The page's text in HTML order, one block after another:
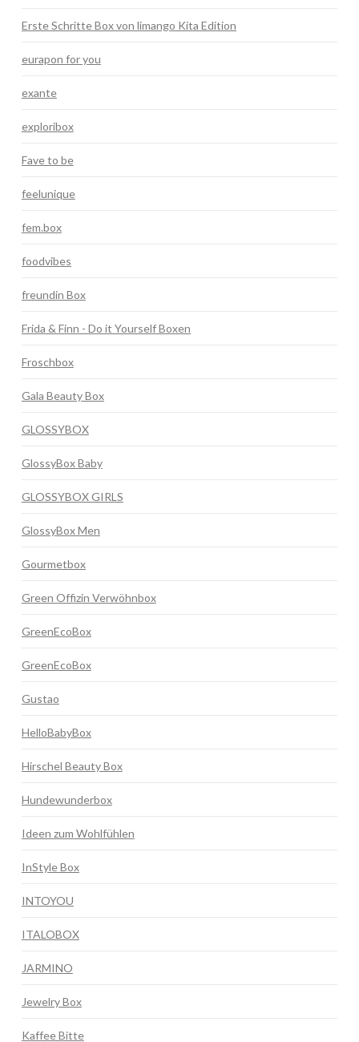
Erste Schritte Box von limango Kita Edition
eurapon for you
exante
exploribox
Fave to be
feelunique
fem.box
foodvibes
freundin Box
Frida & Finn - Do it Yourself Boxen
Froschbox
Gala Beauty Box
GLOSSYBOX
GlossyBox Baby
GLOSSYBOX GIRLS
GlossyBox Men
Gourmetbox
Green Offizin Verwöhnbox
GreenEcoBox
GreenEcoBox
Gustao
HelloBabyBox
Hirschel Beauty Box
Hundewunderbox
Ideen zum Wohlfühlen
InStyle Box
INTOYOU
ITALOBOX
JARMINO
Jewelry Box
Kaffee Bitte